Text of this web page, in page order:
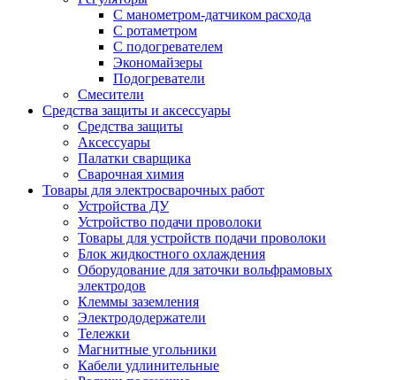
С манометром-датчиком расхода
С ротаметром
С подогревателем
Экономайзеры
Подогреватели
Смесители
Средства защиты и аксессуары
Средства защиты
Аксессуары
Палатки сварщика
Сварочная химия
Товары для электросварочных работ
Устройства ДУ
Устройство подачи проволоки
Товары для устройств подачи проволоки
Блок жидкостного охлаждения
Оборудование для заточки вольфрамовых
электродов
Клеммы заземления
Электрододержатели
Тележки
Магнитные угольники
Кабели удлинительные